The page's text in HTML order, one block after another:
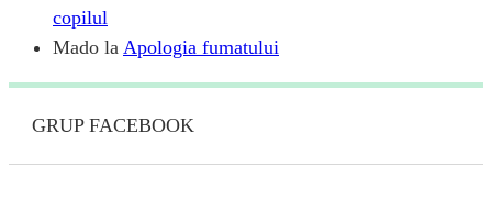
copilul
Mado la Apologia fumatului
GRUP FACEBOOK